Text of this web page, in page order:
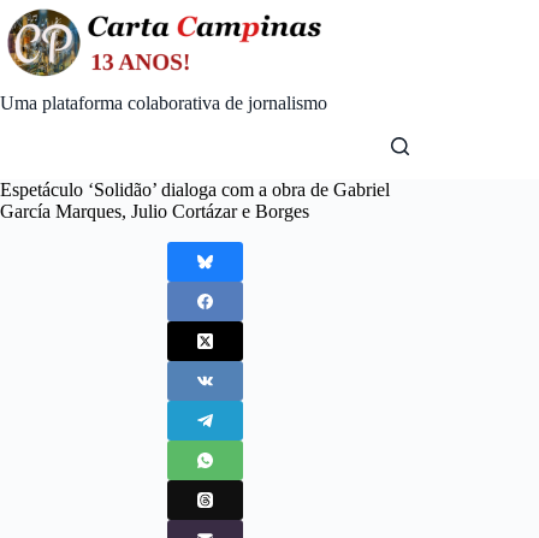
Skip
to
content
Uma plataforma colaborativa de jornalismo
Espetáculo ‘Solidão’ dialoga com a obra de Gabriel
García Marques, Julio Cortázar e Borges